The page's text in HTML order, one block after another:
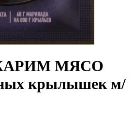
МЯСО
крылышек м/